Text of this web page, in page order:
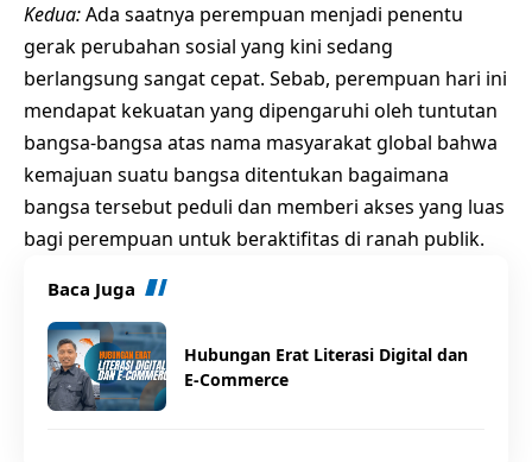
Kedua:Ada saatnya perempuan menjadi penentu
gerak perubahan sosial yang kini sedang
berlangsung sangat cepat. Sebab, perempuan hari ini
mendapat kekuatan yang dipengaruhi oleh tuntutan
bangsa-bangsa atas nama masyarakat global bahwa
kemajuan suatu bangsa ditentukan bagaimana
bangsa tersebut peduli dan memberi akses yang luas
bagi perempuan untuk beraktifitas di ranah publik.
Baca Juga
Hubungan Erat Literasi Digital dan
E-Commerce